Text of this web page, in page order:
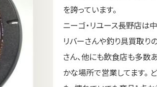
を誇っています。
ニーゴ・リユース長野店は
リバーさんや釣り具買取り
さん、他にも飲食店も多数
かな場所で営業してます。